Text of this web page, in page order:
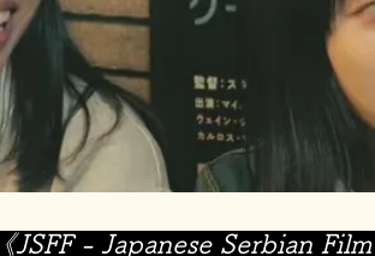
《JSFF - Japanese Serbian